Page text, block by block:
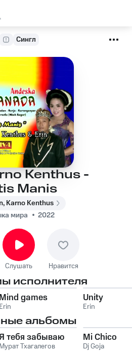
Сингл
Kenthus -
Manis
Karno Kenthus
мира
2022
Слушать Нравится
исполнителя
Mind games
Erin
Unity
Erin
альбомы
тебя забываю
Мурат Тхагалегов
Mi Chico
Dj Goja